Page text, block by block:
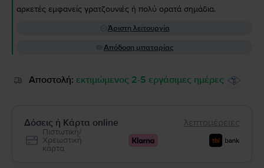
αρκετές εμφανείς γρατζουνιές ή πολύ ορατά σημάδια.
Άριστη λειτουργία
Απόδοση μπαταρίας
Αποστολή: εκτιμώμενος 2-5 εργάσιμες ημέρες
Δόσεις ή Κάρτα online λεπτομέρειες
Πιστωτική/
Χρεωστική
κάρτα